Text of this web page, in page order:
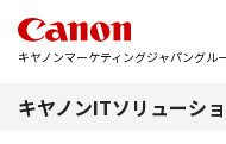
キヤノンマーケティングジャパングル
キヤノンITソリューシ